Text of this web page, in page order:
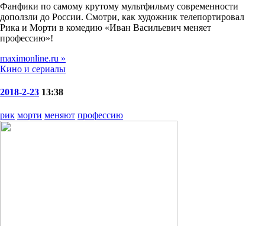
Фанфики по самому крутому мультфильму современности
доползли до России. Смотри, как художник телепортировал
Рика и Морти в комедию «Иван Васильевич меняет
профессию»!
maximonline.ru »
Кино и сериалы
2018-2-23 13:38
рик морти меняют профессию